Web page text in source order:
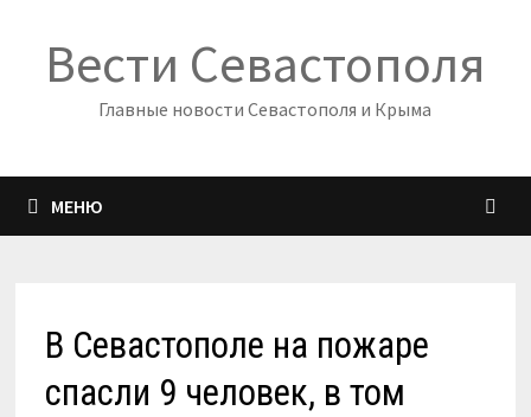
содержимому
Вести Севастополя
Главные новости Севастополя и Крыма
МЕНЮ
В Севастополе на пожаре
спасли 9 человек, в том